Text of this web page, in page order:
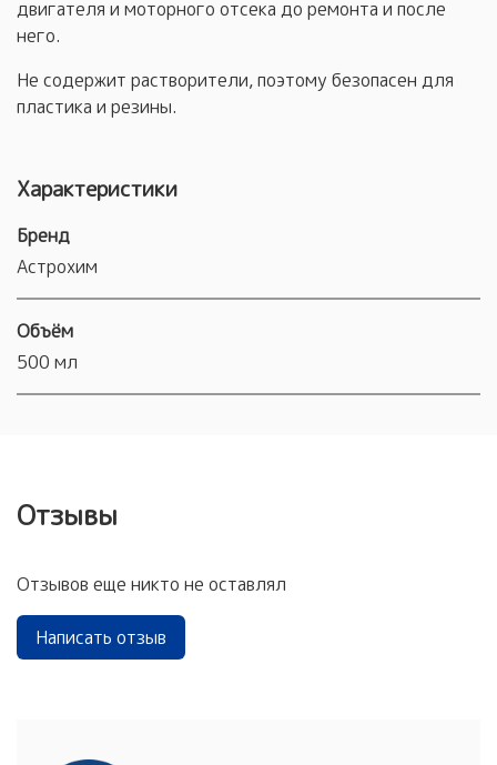
двигателя и моторного отсека до ремонта и после
него.
Не содержит растворители, поэтому безопасен для
пластика и резины.
Характеристики
Бренд
Астрохим
Объём
500 мл
Отзывы
Отзывов еще никто не оставлял
Написать отзыв